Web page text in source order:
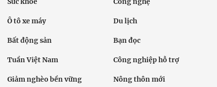
Ô tô xe máy Du lịch
Bất động sản Bạn đọc
Tuần Việt Nam Công nghiệp hỗ trợ
Giảm nghèo bền vững Nông thôn mới